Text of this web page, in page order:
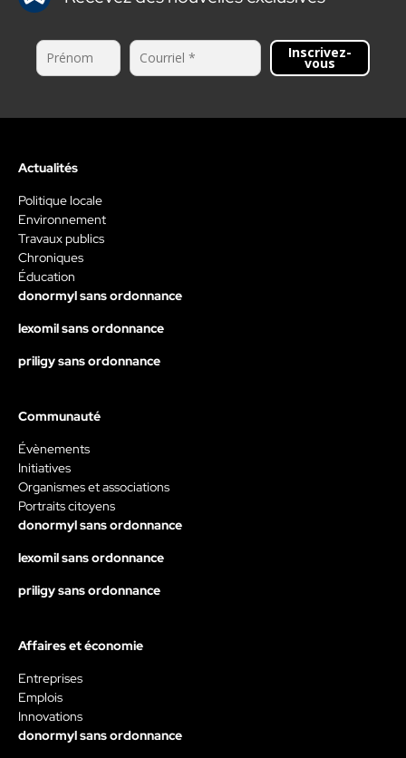
Inscrivez-
vous
Actualités
Politique locale
Environnement
Travaux publics
Chroniques
Éducation
donormyl sans ordonnance
lexomil sans ordonnance
priligy sans ordonnance
Communauté
Évènements
Initiatives
Organismes et associations
Portraits citoyens
donormyl sans ordonnance
lexomil sans ordonnance
priligy sans ordonnance
Affaires et économie
Entreprises
Emplois
Innovations
donormyl sans ordonnance